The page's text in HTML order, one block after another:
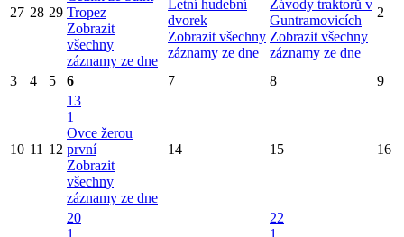
27 28 29 Tropez
Zobrazit
všechny
záznamy ze dne
Letní hudební
dvorek
Zobrazit všechny
záznamy ze dne
Závody traktorů v
Guntramovicích
Zobrazit všechny
záznamy ze dne
2
3 4 5 6 7 8 9
10 11 12
13
1
Ovce žerou
první
Zobrazit
všechny
záznamy ze dne
14 15 16
20
1
22
1